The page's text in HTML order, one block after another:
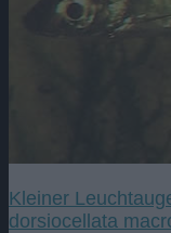
Kleiner
dorsiocellata